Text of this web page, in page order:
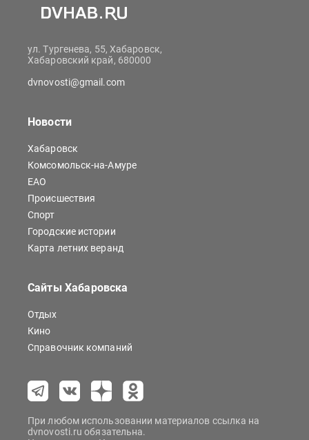
ул. Тургенева, 55, Хабаровск,
Хабаровский край, 680000
dvnovosti@gmail.com
Новости
Хабаровск
Комсомольск-на-Амуре
ЕАО
Происшествия
Спорт
Городские истории
Карта летних веранд
Сайты Хабаровска
Отдых
Кино
Справочник компаний
При любом использовании материалов ссылка на
dvnovosti.ru обязательна.